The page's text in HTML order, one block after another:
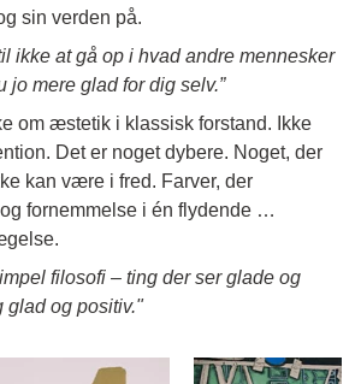
sin verden på.
ikke at gå op i hvad andre mennesker
jo mere glad for dig selv.”
om æstetik i klassisk forstand. Ikke
Det er noget dybere. Noget, der
kan være i fred. Farver, der
fornemmelse i én flydende …
filosofi – ting der ser glade og
glad og positiv."